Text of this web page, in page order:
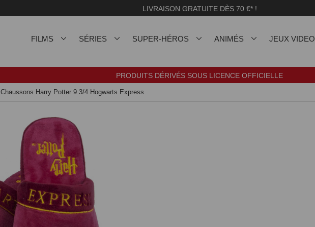
LIVRAISON GRATUITE DÈS 70 €* !
FILMS SÉRIES SUPER-HÉROS ANIMÉS JEUX VIDEO
PRODUITS DÉRIVÉS SOUS LICENCE OFFICIELLE
Chaussons Harry Potter 9 3/4 Hogwarts Express